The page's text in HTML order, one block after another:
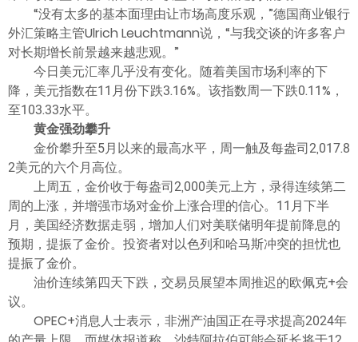
“没有太多的基本面理由让市场高度乐观，”德国商业银行
外汇策略主管Ulrich Leuchtmann说，“与我交谈的许多客户
对长期增长前景越来越悲观。”
今日美元汇率几乎没有变化。随着美国市场利率的下
降，美元指数在11月份下跌3.16%。该指数周一下跌0.11%，
至103.33水平。
黄金强劲攀升
金价攀升至5月以来的最高水平，周一触及每盎司2,017.8
2美元的六个月高位。
上周五，金价收于每盎司2,000美元上方，录得连续第二
周的上涨，并增强市场对金价上涨合理的信心。11月下半
月，美国经济数据走弱，增加人们对美联储明年提前降息的
预期，提振了金价。投资者对以色列和哈马斯冲突的担忧也
提振了金价。
油价连续第四天下跌，交易员展望本周推迟的欧佩克+会
议。
OPEC+消息人士表示，非洲产油国正在寻求提高2024年